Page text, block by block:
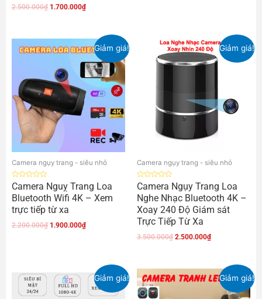
2.500.000₫ 1.700.000₫
Giảm giá!
Camera ngụy trang - siêu nhỏ
Được
xếp
hạng
0
5
sao
Camera Nguỵ Trang Loa
Bluetooth Wifi 4K – Xem
trực tiếp từ xa
2.200.000₫ 1.900.000₫
Giảm giá!
Camera ngụy trang - siêu nhỏ
Được
xếp
hạng
0
5
Camera Ngụy Trang Loa
Nghe Nhạc Bluetooth 4K –
Xoay 240 Độ Giám sát
Trực Tiếp Từ Xa
3.500.000₫ 2.500.000₫
Giảm giá! Giảm giá!